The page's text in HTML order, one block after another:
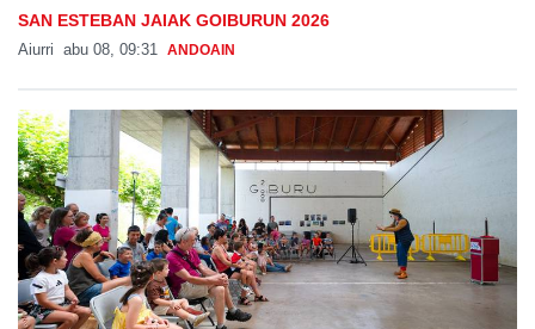
SAN ESTEBAN JAIAK GOIBURUN 2026
Aiurri abu 08, 09:31 ANDOAIN